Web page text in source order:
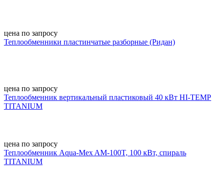
цена по запросу
Теплообменники пластинчатые разборные (Ридан)
цена по запросу
Теплообменник вертикальный пластиковый 40 кВт HI-TEMP
TITANIUM
цена по запросу
Теплообменник Aqua-Mex AM-100T, 100 кВт, спираль
TITANIUM